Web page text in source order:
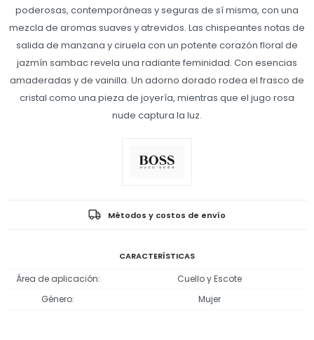
poderosas, contemporáneas y seguras de sí misma, con una
mezcla de aromas suaves y atrevidos. Las chispeantes notas de
salida de manzana y ciruela con un potente corazón floral de
jazmín sambac revela una radiante feminidad. Con esencias
amaderadas y de vainilla. Un adorno dorado rodea el frasco de
cristal como una pieza de joyería, mientras que el jugo rosa
nude captura la luz.
Métodos y costos de envío
CARACTERÍSTICAS
Área de aplicación
Cuello y Escote
Género
Mujer